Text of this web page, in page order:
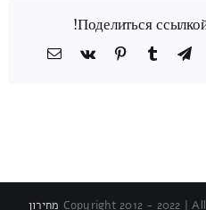
Поделиться
Telegram
Tumblr
Pinterest
Vk
כתובת
Copyright 2012 - 2022 | מחירון